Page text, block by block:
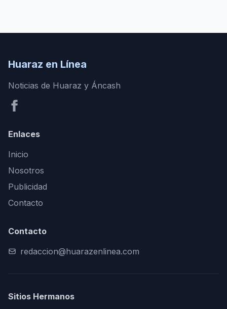
Huaraz en Línea
Noticias de Huaraz y Áncash
Enlaces
Inicio
Nosotros
Publicidad
Contacto
Contacto
redaccion@huarazenlinea.com
Sitios Hermanos